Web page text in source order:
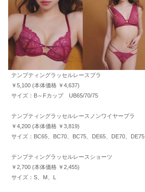
テンプティングラッセルレースブラ
￥5,100 (本体価格 ￥4,637)
サイズ：B～Fカップ UB65/70/75
テンプティングラッセルレースノンワイヤーブラ
￥4,200 (本体価格 ￥3,819)
サイズ：BC65、BC70、BC75、DE65、DE70、DE75
テンプティングラッセルレースショーツ
￥2,700 (本体価格 ￥2,455)
サイズ：S、M、L